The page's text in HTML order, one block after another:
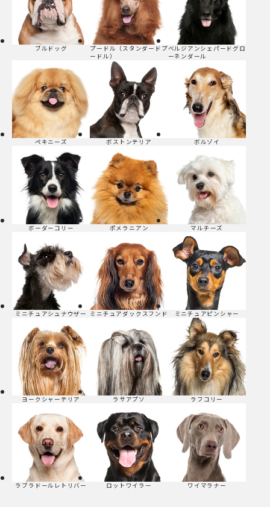
ブルドッグ
プードル（スタンダードプ
ードル）
ベルジアンシェパードグロ
ーネンダール
ペキニーズ ボストンテリア ボルゾイ
ボーダーコリー ポメラニアン マルチーズ
ミニチュアシュナウザー ミニチュアダックスフンド ミニチュアピンシャー
ヨークシャーテリア ラサアプソ ラフコリー
ラブラドールレトリバー ロットワイラー ワイマラナー